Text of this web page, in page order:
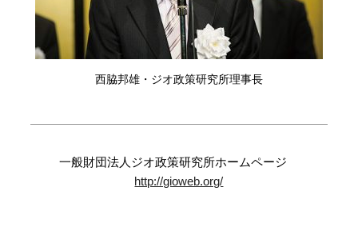
西脇邦雄・ジオ政策研究所理事長
一般財団法人ジオ政策研究所ホームページ
http://gioweb.org/